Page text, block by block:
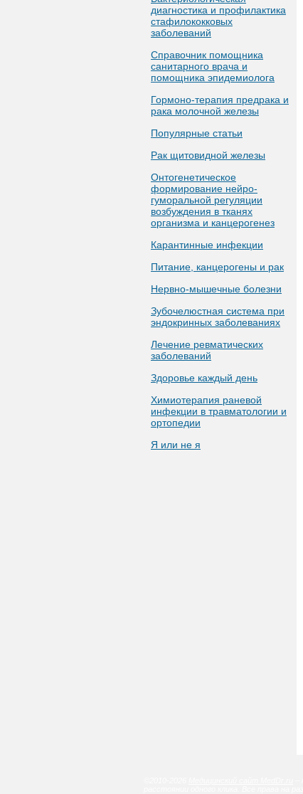
диагностика и профилактика
стафилококковых
заболеваний
Справочник помощника
санитарного врача и
помощника эпидемиолога
Гормоно-терапия предрака и
рака молочной железы
Популярные статьи
Рак щитовидной железы
Онтогенетическое
формирование нейро-
гуморальной регуляции
возбуждения в тканях
организма и канцерогенез
Карантинные инфекции
Питание, канцерогены и рак
Нервно-мышечные болезни
Зубочелюстная система при
эндокринных заболеваниях
Лечение ревматических
заболеваний
Здоровье каждый день
Химиотерапия раневой
инфекции в травматологии и
ортопедии
Я или не я